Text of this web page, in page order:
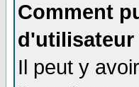
Comment
d'utilisateur
Il peut y